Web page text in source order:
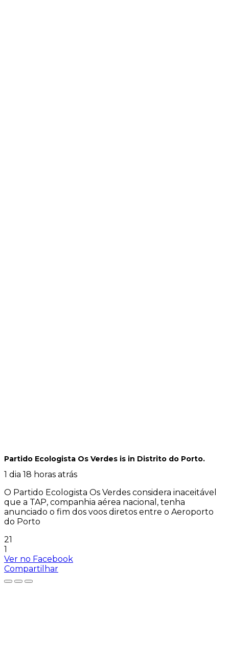
Partido Ecologista Os Verdes is in Distrito do Porto.
1 dia 18 horas atrás
O Partido Ecologista Os Verdes considera inaceitável
que a TAP, companhia aérea nacional, tenha
anunciado o fim dos voos diretos entre o Aeroporto
do Porto
21
1
Ver no Facebook
Compartilhar